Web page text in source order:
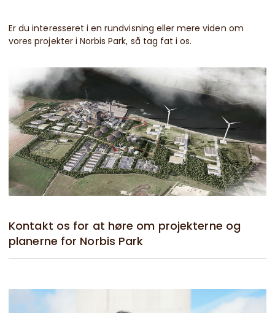
Er du interesseret i en rundvisning eller mere viden om
vores projekter i Norbis Park, så tag fat i os.
Kontakt os for at høre om projekterne og
planerne for Norbis Park